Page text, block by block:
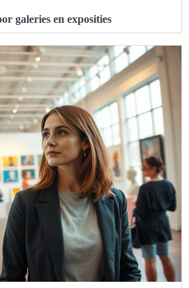
galeries en exposities